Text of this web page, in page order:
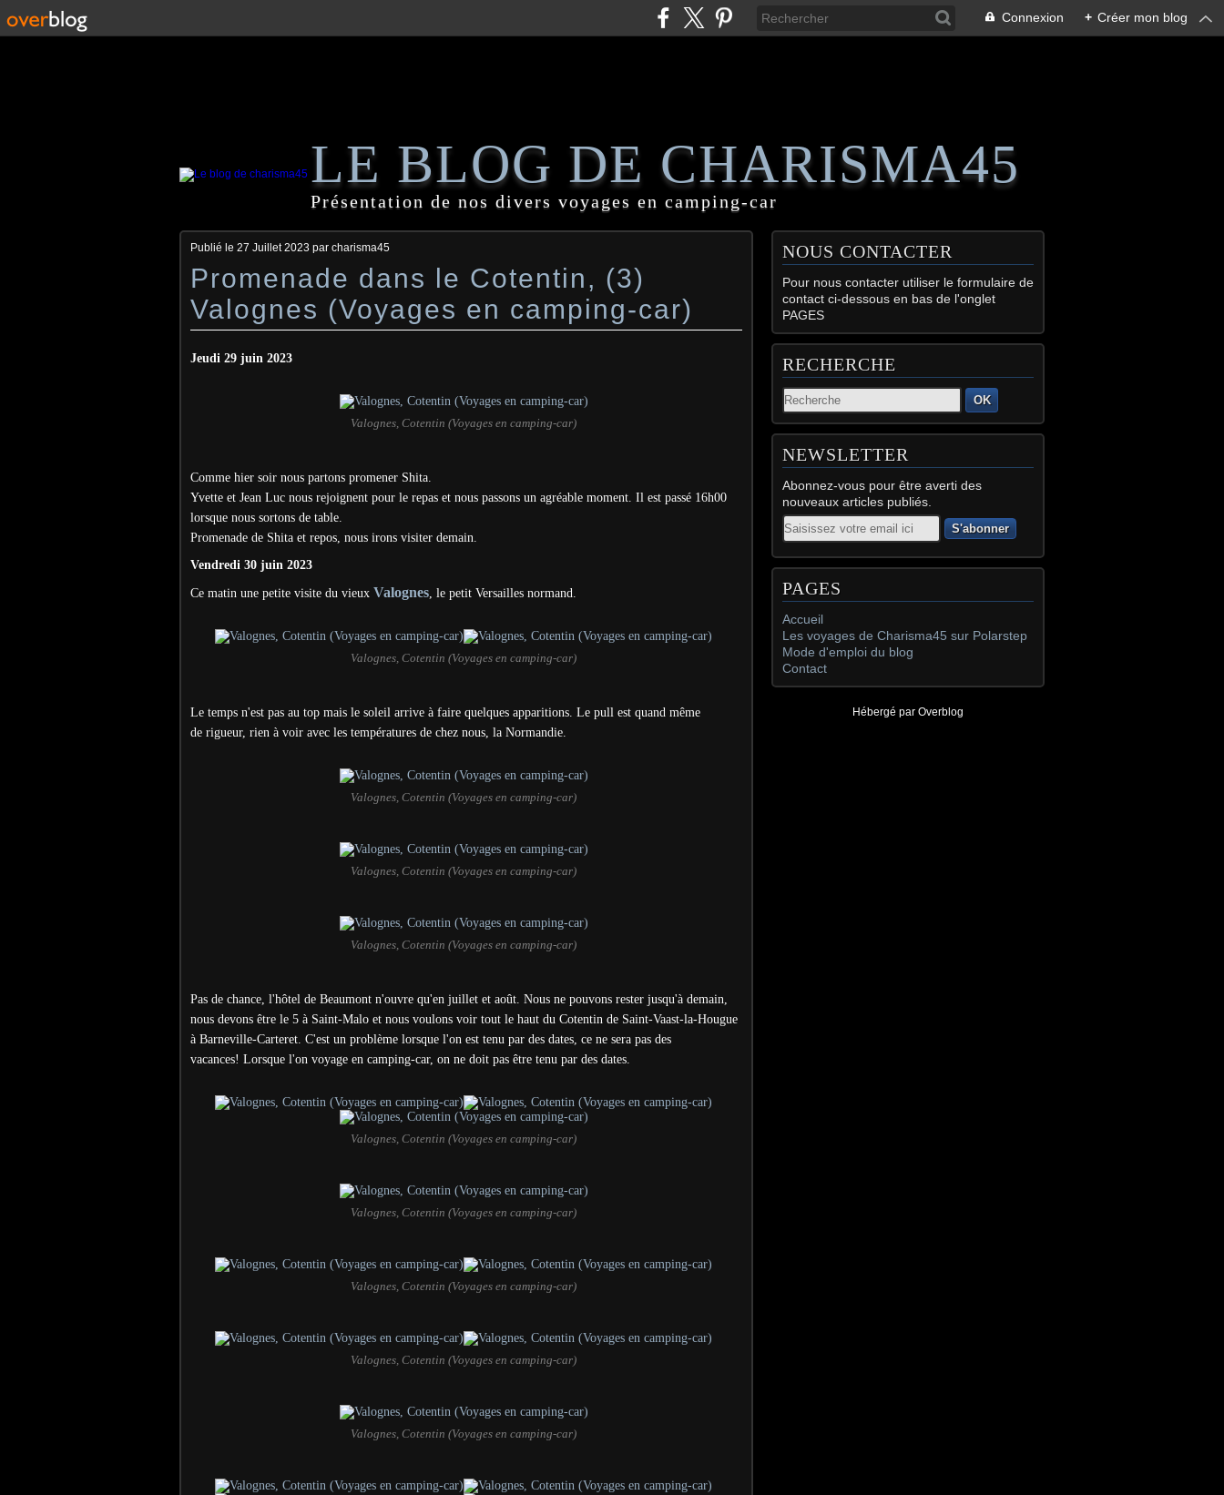
Connexion + Créer mon blog
LE BLOG DE CHARISMA45
Présentation de nos divers voyages en camping-car
Publié le 27 Juillet 2023 par charisma45
Promenade dans le Cotentin, (3)
Valognes (Voyages en camping-car)
Jeudi 29 juin 2023
Valognes, Cotentin (Voyages en camping-car)
Comme hier soir nous partons promener Shita.
Yvette et Jean Luc nous rejoignent pour le repas et nous passons un agréable moment. Il est passé 16h00
lorsque nous sortons de table.
Promenade de Shita et repos, nous irons visiter demain.
Vendredi 30 juin 2023
Ce matin une petite visite du vieux Valognes, le petit Versailles normand.
Valognes, Cotentin (Voyages en camping-car)
Le temps n'est pas au top mais le soleil arrive à faire quelques apparitions. Le pull est quand même
de rigueur, rien à voir avec les températures de chez nous, la Normandie.
Valognes, Cotentin (Voyages en camping-car)
Valognes, Cotentin (Voyages en camping-car)
Valognes, Cotentin (Voyages en camping-car)
Pas de chance, l'hôtel de Beaumont n'ouvre qu'en juillet et août. Nous ne pouvons rester jusqu'à demain,
nous devons être le 5 à Saint-Malo et nous voulons voir tout le haut du Cotentin de Saint-Vaast-la-Hougue
à Barneville-Carteret. C'est un problème lorsque l'on est tenu par des dates, ce ne sera pas des
vacances! Lorsque l'on voyage en camping-car, on ne doit pas être tenu par des dates.
Valognes, Cotentin (Voyages en camping-car)
Valognes, Cotentin (Voyages en camping-car)
Valognes, Cotentin (Voyages en camping-car)
Valognes, Cotentin (Voyages en camping-car)
Valognes, Cotentin (Voyages en camping-car)
NOUS CONTACTER
Pour nous contacter utiliser le formulaire de
contact ci-dessous en bas de l'onglet
PAGES
RECHERCHE
OK
NEWSLETTER
Abonnez-vous pour être averti des
nouveaux articles publiés.
Email
PAGES
Accueil
Les voyages de Charisma45 sur Polarstep
Mode d'emploi du blog
Contact
Hébergé par Overblog